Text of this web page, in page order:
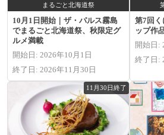
まるごと北海道祭
10月1日開始｜ザ・パルス霧島
でまるごと北海道祭、秋限定グ
ルメ満載
開始日: 2026年10月1日
終了日: 2026年11月30日
第7回く
ップ作
開始日:
終了日:
11月30日終了